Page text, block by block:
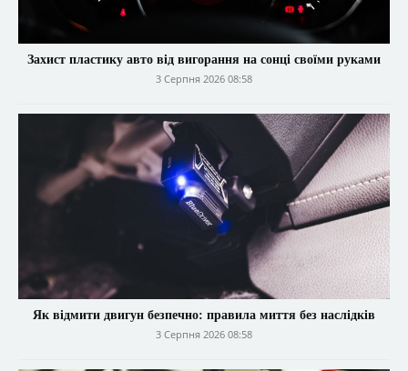
Захист пластику авто від вигорання на сонці своїми руками
3 Серпня 2026 08:58
Як відмити двигун безпечно: правила миття без наслідків
3 Серпня 2026 08:58